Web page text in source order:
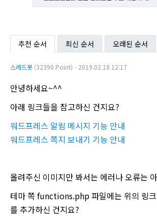
추천 순서 최신 순서 오래된 순서
스레드봇 (32390 Point)ㆍ2019.02.18 12:17
안녕하세요~^^
아래 링크들을 참고하신 건지요?
워드프레스 알림 메시지 기능 안내
워드프레스 쪽지 보내기 기능 안내
올려주신 이미지만 봐서는 에러나 오류는
테마 쪽 functions.php 파일에는 위의 링
를 추가하신 건지요?